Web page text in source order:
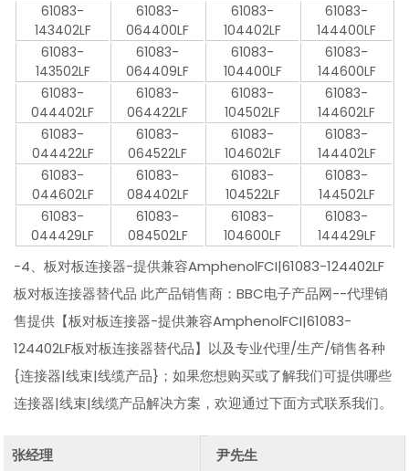
61083-
143402LF
61083-
064400LF
61083-
104402LF
61083-
144400LF
61083-
143502LF
61083-
064409LF
61083-
104400LF
61083-
144600LF
61083-
044402LF
61083-
064422LF
61083-
104502LF
61083-
144602LF
61083-
044422LF
61083-
064522LF
61083-
104602LF
61083-
144402LF
61083-
044602LF
61083-
084402LF
61083-
104522LF
61083-
144502LF
61083-
044429LF
61083-
084502LF
61083-
104600LF
61083-
144429LF
-4、板对板连接器-提供兼容AmphenolFCI|61083-124402LF
板对板连接器替代品 此产品销售商：BBC电子产品网--代理销
售提供【板对板连接器-提供兼容AmphenolFCI|61083-
124402LF板对板连接器替代品】以及专业代理/生产/销售各种
{连接器|线束|线缆产品}；如果您想购买或了解我们可提供哪些
连接器|线束|线缆产品解决方案，欢迎通过下面方式联系我们。
张经理
尹先生